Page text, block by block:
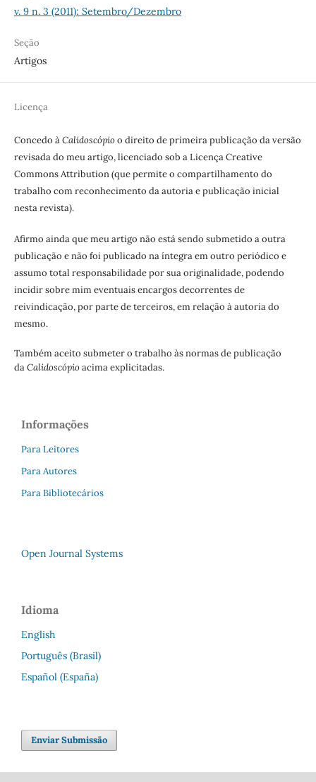
v. 9 n. 3 (2011): Setembro/Dezembro
Seção
Artigos
Licença
Concedo àCalidoscópioo direito de primeira publicação da versão
revisada do meu artigo, licenciado sob a Licença Creative
Commons Attribution (que permite o compartilhamento do
trabalho com reconhecimento da autoria e publicação inicial
nesta revista).
Afirmo ainda que meu artigo não está sendo submetido a outra
publicação e não foi publicado na íntegra em outro periódico e
assumo total responsabilidade por sua originalidade, podendo
incidir sobre mim eventuais encargos decorrentes de
reivindicação, por parte de terceiros, em relação à autoria do
mesmo.
Também aceito submeter o trabalho às normas de publicação
daCalidoscópioacima explicitadas.
Informações
Para Leitores
Para Autores
Para Bibliotecários
Open Journal Systems
Idioma
English
Português (Brasil)
Español (España)
Enviar Submissão